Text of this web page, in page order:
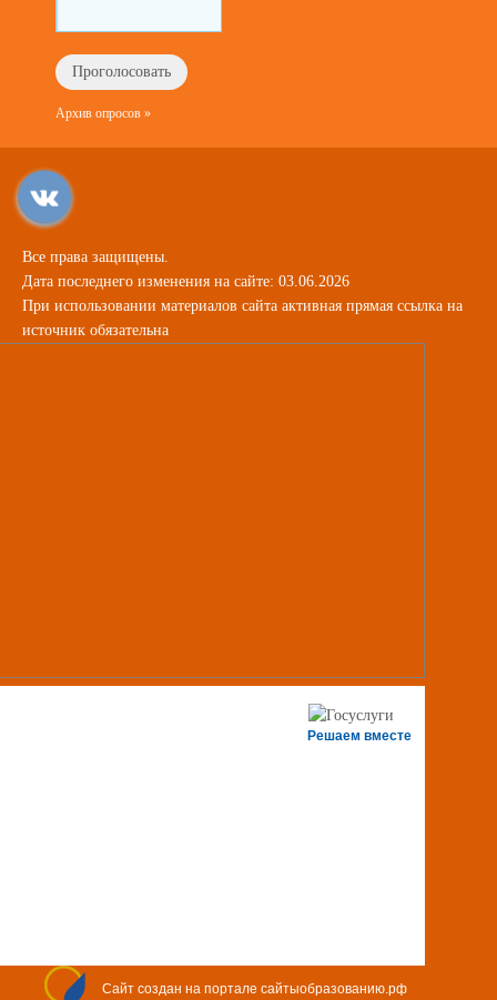
Архив опросов »
Все права защищены.
Дата последнего изменения на сайте: 03.06.2026
При использовании материалов сайта активная прямая ссылка на
источник обязательна
Решаем вместе
Сайт создан на портале сайтыобразованию.рф